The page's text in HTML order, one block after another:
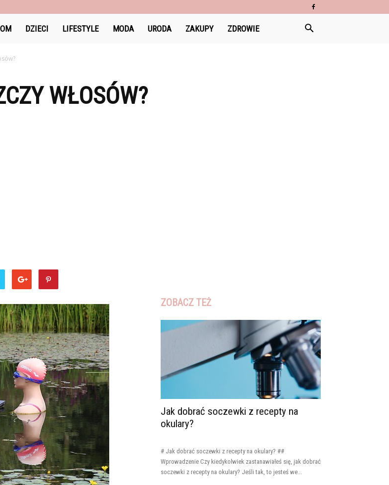
DZIECI LIFESTYLE MODA URODA ZAKUPY ZDROWIE
WŁOSÓW?
ZOBACZ TEŻ
Jak dobrać soczewki z recepty na
okulary?
# Jak dobrać soczewki z recepty na okulary? ##
Wprowadzenie Czy kiedykolwiek zastanawiałeś się, jak dobrać
soczewki z recepty na okulary? Jeśli tak, to jesteś we...